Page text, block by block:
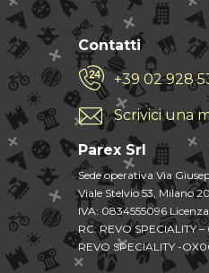
Contatti
+39 02 928
Scrivici una
Parex Srl
Sede operativa Via
Viale Stelvio 53, Milano
IVA: 0834555096
RC: REVO SPECIALITY
REVO SPECIALITY -